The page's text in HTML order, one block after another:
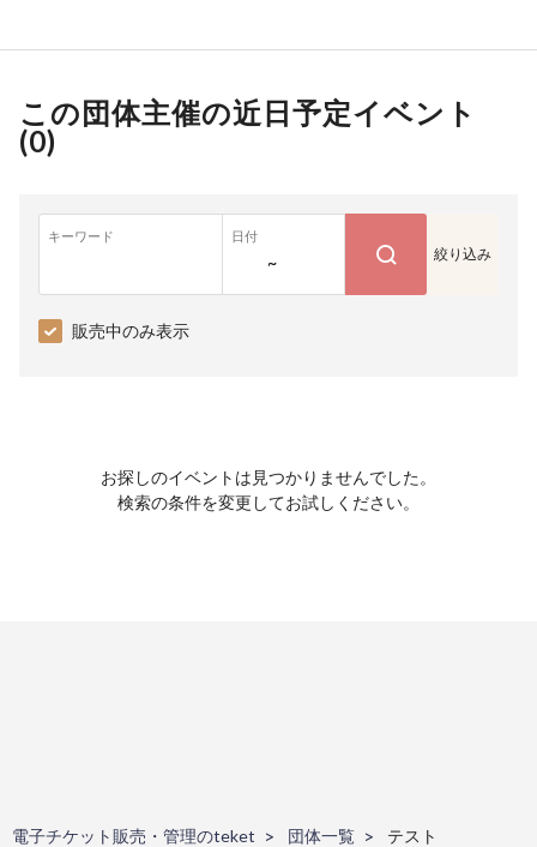
この団体主催の近日予定イベント
(0)
キーワード 日付
~ 絞り込み
販売中のみ表示
お探しのイベントは見つかりませんでした。
検索の条件を変更してお試しください。
電子チケット販売・管理のteket 団体一覧 テスト